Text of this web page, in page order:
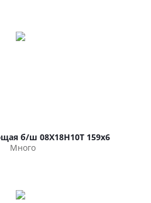
б/ш 08Х18Н10Т 159х6
Много